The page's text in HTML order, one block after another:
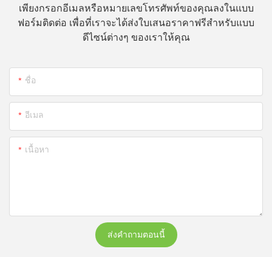
เพียงกรอกอีเมลหรือหมายเลขโทรศัพท์ของคุณลงในแบบ
ฟอร์มติดต่อ เพื่อที่เราจะได้ส่งใบเสนอราคาฟรีสำหรับแบบ
ดีไซน์ต่างๆ ของเราให้คุณ
ชื่อ
อีเมล
เนื้อหา
ส่งคำถามตอนนี้